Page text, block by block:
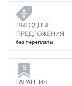
ВЫГОДНЫЕ
ПРЕДЛОЖЕНИЯ
без переплаты
ГАРАНТИЯ